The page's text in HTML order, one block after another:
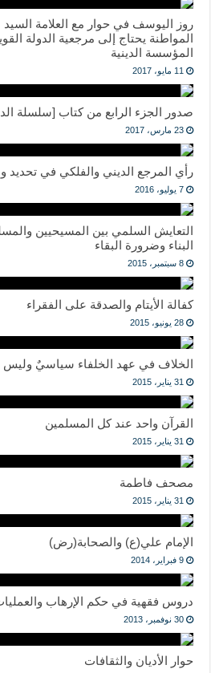
روز اليوسف في حوار مع العلامة
المواطنة يحتاج إلى مرجعية الدولة
المؤسسة الدينية
11 مايو، 2017
صدور الجزء الرابع من كتاب [سلسلة
23 مارس، 2017
رأي المرجع الديني والفلكي في تحديد
7 يوليو، 2016
التعايش السلمي بين المسيحيين
البناء وضرورة البقاء
8 سبتمبر، 2015
كفالة الأيتام والصدقة على الفقراء
28 يونيو، 2015
الخلاف في عهد الخلفاء سياسيٌ وليس
31 يناير، 2015
القرآن واحد عند كل المسلمين
31 يناير، 2015
مصحف فاطمة
31 يناير، 2015
الإمام علي(ع) والصحابة(رض)
9 فبراير، 2014
دروس فقهية في حكم الإرهاب والعمليات
30 نوفمبر، 2013
حوار الأديان والثقافات